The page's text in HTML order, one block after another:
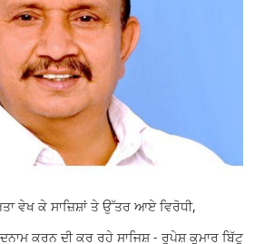
ਵੇਖ ਕੇ ਸਾਜ਼ਿਸ਼ਾਂ ਤੇ ਉੱਤਰ ਆਏ ਵਿਰੋਧੀ,
ਕਰਨ ਦੀ ਕਰ ਰਹੇ ਸਾਜਿਸ਼ - ਰੁਪੇਸ਼ ਕੁਮਾਰ ਬਿੱਟੂ